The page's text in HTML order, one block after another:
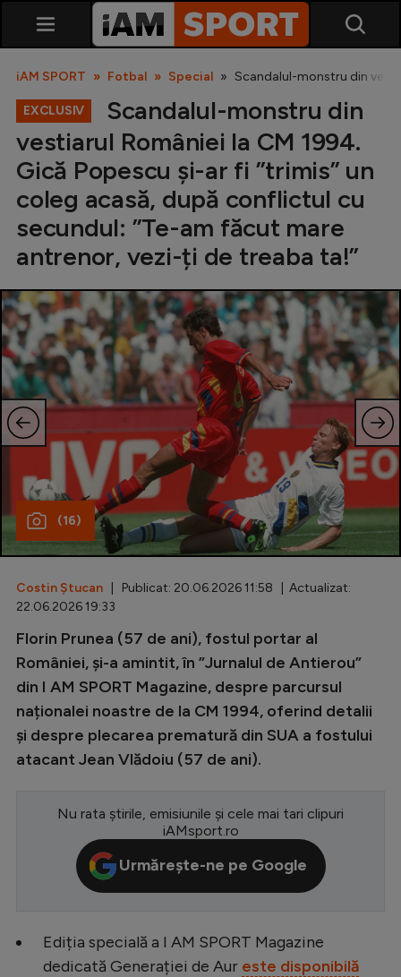
SuperLiga
Liga 2
Cupa României
Echipa Națională
U21
Fotbal feminin
Special
Diverse
Inedit
Clasamente
Champions League
Europa League
Conference League
Premier League
Serie A
Bundesliga
Ligue 1
Starurile fotbalului
iAM SPORT Fotbal Special Scandalul-monstru din
EXCLUSIV
Scandalul-monstru din
vestiarul României la CM 1994.
Gică Popescu și-ar fi ”trimis” un
coleg acasă, după conflictul cu
secundul: ”Te-am făcut mare
antrenor, vezi-ți de treaba ta!”
(16)
Costin Ștucan | Publicat: 20.06.2026 11:58 | Actualizat:
22.06.2026 19:33
Florin Prunea (57 de ani), fostul portar al
României, și-a amintit, în ”Jurnalul de Antierou”
din I AM SPORT Magazine, despre parcursul
naționalei noastre de la CM 1994, oferind detalii
și despre plecarea prematură din SUA a fostului
atacant Jean Vlădoiu (57 de ani).
Nu rata știrile, emisiunile și cele mai tari clipuri
iAMsport.ro
Urmărește-ne pe Google
Ediția specială a I AM SPORT Magazine
dedicată Generației de Aur este disponibilă